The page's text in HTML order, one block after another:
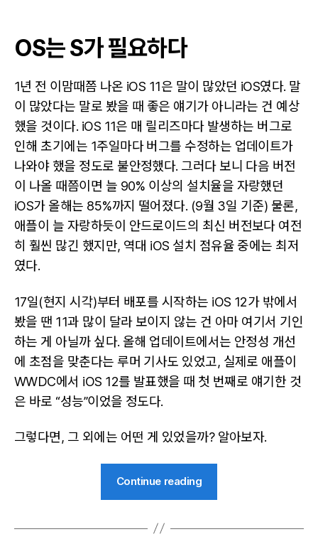
OS는 S가 필요하다
1년 전 이맘때쯤 나온 iOS 11은 말이 많았던 iOS였다. 말
이 많았다는 말로 봤을 때 좋은 얘기가 아니라는 건 예상
했을 것이다. iOS 11은 매 릴리즈마다 발생하는 버그로
인해 초기에는 1주일마다 버그를 수정하는 업데이트가
나와야 했을 정도로 불안정했다. 그러다 보니 다음 버전
이 나올 때쯤이면 늘 90% 이상의 설치율을 자랑했던
iOS가 올해는 85%까지 떨어졌다. (9월 3일 기준) 물론,
애플이 늘 자랑하듯이 안드로이드의 최신 버전보다 여전
히 훨씬 많긴 했지만, 역대 iOS 설치 점유율 중에는 최저
였다.
17일(현지 시각)부터 배포를 시작하는 iOS 12가 밖에서
봤을 땐 11과 많이 달라 보이지 않는 건 아마 여기서 기인
하는 게 아닐까 싶다. 올해 업데이트에서는 안정성 개선
에 초점을 맞춘다는 루머 기사도 있었고, 실제로 애플이
WWDC에서 iOS 12를 발표했을 때 첫 번째로 얘기한 것
은 바로 “성능”이었을 정도다.
그렇다면, 그 외에는 어떤 게 있었을까? 알아보자.
Continue reading